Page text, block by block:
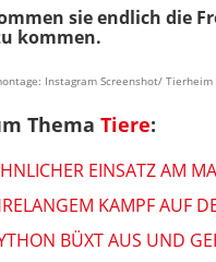
sie endlich die
kommen.
Instagram Screenshot/ Tierheim
Thema Tiere:
EINSATZ AM
KAMPF AUF
BÜXT AUS UND